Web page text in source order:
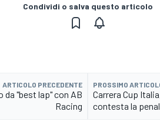
Condividi o salva questo articolo
ARTICOLO PRECEDENTE
da "best lap" con AB
Racing
PROSSIMO
Carrera Cup
contesta la